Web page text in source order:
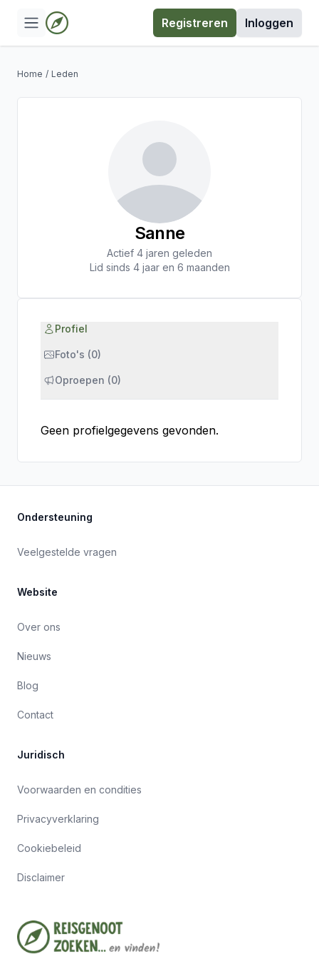
Registreren Inloggen
Home / Leden
Sanne
Actief 4 jaren geleden
Lid sinds 4 jaar en 6 maanden
Profiel
Foto's (0)
Oproepen (0)
Geen profielgegevens gevonden.
Ondersteuning
Veelgestelde vragen
Website
Over ons
Nieuws
Blog
Contact
Juridisch
Voorwaarden en condities
Privacyverklaring
Cookiebeleid
Disclaimer